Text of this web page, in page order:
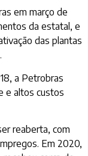
em março de
da estatal, e
das plantas
a Petrobras
e altos custos
reaberta, com
Em 2020,